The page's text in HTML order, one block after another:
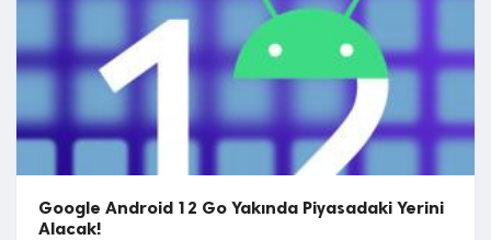
Google Android 12 Go Yakında Piyasadaki Yerini
Alacak!